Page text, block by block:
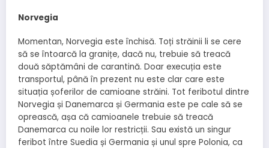
Norvegia
Momentan, Norvegia este închisă. Toți străinii li se cere
să se întoarcă la granițe, dacă nu, trebuie să treacă
două săptămâni de carantină. Doar execuția este
transportul, până în prezent nu este clar care este
situația șoferilor de camioane străini. Tot feribotul dintre
Norvegia și Danemarca și Germania este pe cale să se
oprească, așa că camioanele trebuie să treacă
Danemarca cu noile lor restricții. Sau există un singur
feribot între Suedia și Germania și unul spre Polonia, ca